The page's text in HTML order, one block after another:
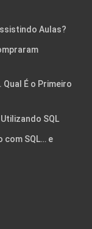
Aulas?
É o Primeiro
SQL
com SQL… e